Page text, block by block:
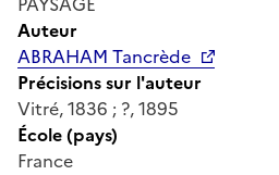
Auteur
ABRAHAM Tancrède
Précisions sur l'auteur
Vitré, 1836 ; ?, 1895
École (pays)
France